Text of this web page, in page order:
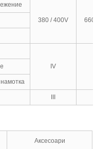
380 / 400V
IV
III
Аксесоари